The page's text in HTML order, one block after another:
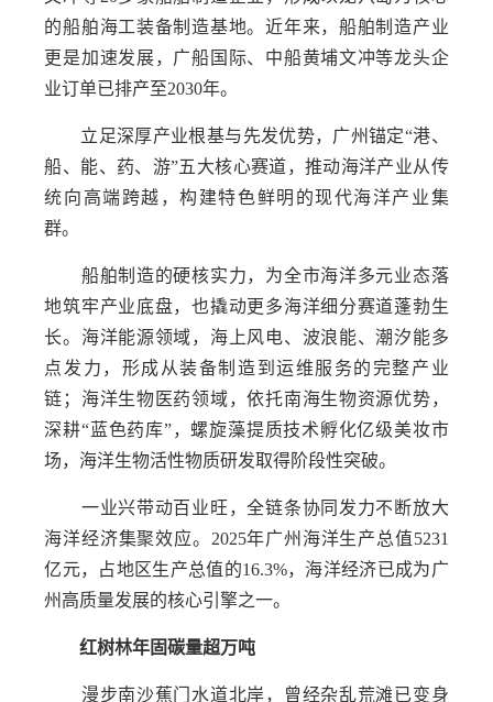
的船舶海工装备制造基地。近年来，船舶制造产业
更是加速发展，广船国际、中船黄埔文冲等龙头企
业订单已排产至2030年。
立足深厚产业根基与先发优势，广州锚定“港、
船、能、药、游”五大核心赛道，推动海洋产业从传
统向高端跨越，构建特色鲜明的现代海洋产业集
群。
船舶制造的硬核实力，为全市海洋多元业态落
地筑牢产业底盘，也撬动更多海洋细分赛道蓬勃生
长。海洋能源领域，海上风电、波浪能、潮汐能多
点发力，形成从装备制造到运维服务的完整产业
链；海洋生物医药领域，依托南海生物资源优势，
深耕“蓝色药库”，螺旋藻提质技术孵化亿级美妆市
场，海洋生物活性物质研发取得阶段性突破。
一业兴带动百业旺，全链条协同发力不断放大
海洋经济集聚效应。2025年广州海洋生产总值5231
亿元，占地区生产总值的16.3%，海洋经济已成为广
州高质量发展的核心引擎之一。
红树林年固碳量超万吨
漫步南沙蕉门水道北岸，曾经杂乱荒滩已变身